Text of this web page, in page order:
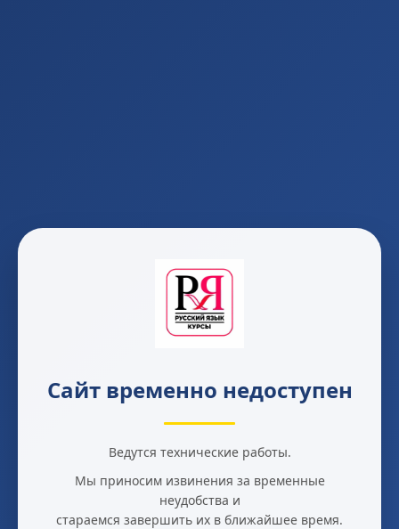
Сайт временно недоступен
Ведутся технические работы.
Мы приносим извинения за временные
неудобства и
стараемся завершить их в ближайшее время.